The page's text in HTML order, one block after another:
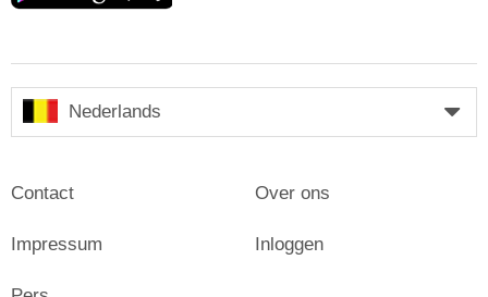
Nederlands
Contact
Impressum
Over ons
Inloggen